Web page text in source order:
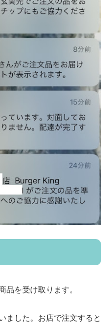
品を受け取ります。
ました。お店で注文すると